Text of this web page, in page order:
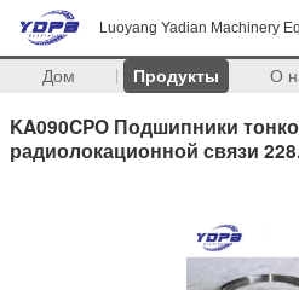
Luoyang Yadian Machinery
Дом Продукты О
KA090CPO Подшипники
радиолокационной связи